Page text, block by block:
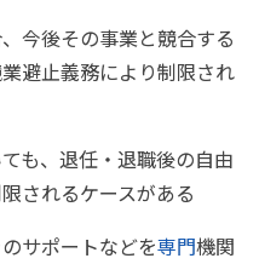
今後その事業と競合する
避止義務により制限され
も、退任・退職後の自由
されるケースがある
サポートなどを専門機関